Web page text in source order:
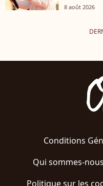
8 août 2026
Conditions
Qui sommes-
Politique sur les